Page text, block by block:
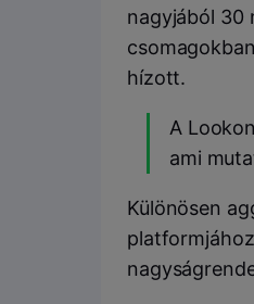
nagyjából 30
hízott.
A
ami
Különösen